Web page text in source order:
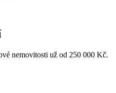
nemovitosti už od 250 000 Kč.